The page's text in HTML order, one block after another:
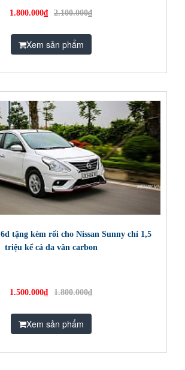
1.800.000₫ 2.100.000₫
Xem sản phẩm
tặng kèm rối cho Nissan Sunny chỉ 1,5
triệu kể cả da vân carbon
1.500.000₫ 1.800.000₫
Xem sản phẩm